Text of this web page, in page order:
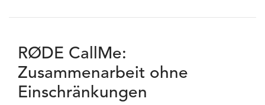
RØDE CallMe:
Zusammenarbeit ohne
Einschränkungen